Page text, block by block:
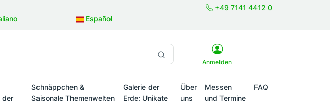
+49 7141 4412 0
Español
Anmelden
der
Schnäppchen &
Saisonale Themenwelten
Galerie der
Erde: Unikate
Über
uns
Messen
und Termine
FAQ